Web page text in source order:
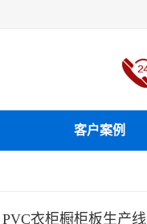
客户案例
衣柜橱柜板生产线